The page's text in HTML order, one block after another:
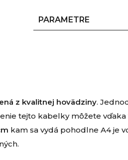
PARAMETRE
z kvalitnej hovädziny.
tejto kabelky môžete
kam sa vydá pohodlne A4 je